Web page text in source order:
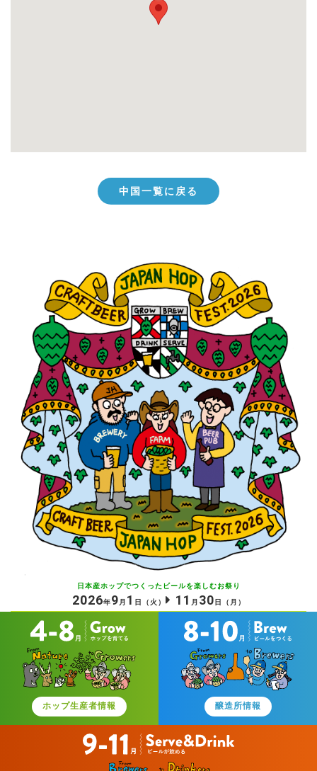
中国一覧に戻る
日本産ホップでつくったビールを楽しむお祭り
2026年9月 1 日 （火） 11 月 30 日 （月）
ホップ生産者情報 醸造所情報